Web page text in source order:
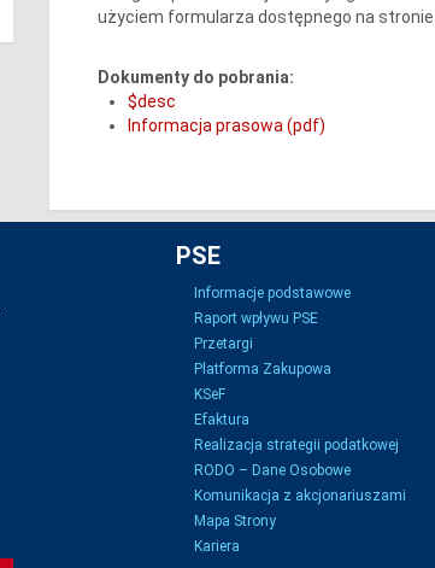
użyciem formularza dostępnego na
Dokumenty do pobrania:
$desc
Informacja prasowa (pdf)
PSE
Informacje podstawowe
Raport wpływu PSE
Przetargi
Platforma Zakupowa
KSeF
Efaktura
Realizacja strategii podatkowej
RODO – Dane Osobowe
Komunikacja z akcjonariuszami
Mapa Strony
Kariera